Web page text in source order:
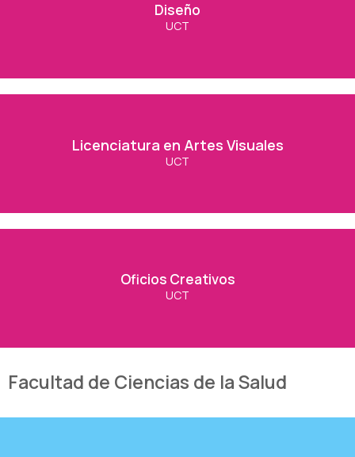
Diseño
UCT
Ver Carrera
Licenciatura en Artes Visuales
UCT
Ver Carrera
Oficios Creativos
UCT
Ver Carrera
Facultad de Ciencias de la Salud